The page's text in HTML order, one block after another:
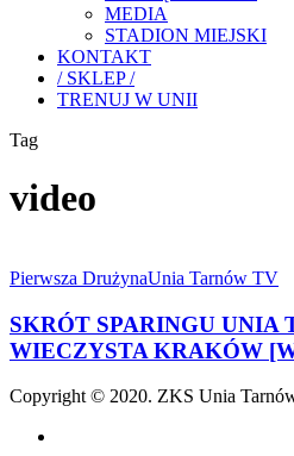
MEDIA
STADION MIEJSKI
KONTAKT
/ SKLEP /
TRENUJ W UNII
Tag
video
SPARINGU
TARNÓW
-
WIECZYSTA
[WIDEO]
Pierwsza DrużynaUnia Tarnów TV
SKRÓT SPARINGU UNIA
WIECZYSTA KRAKÓW
Copyright © 2020. ZKS Unia